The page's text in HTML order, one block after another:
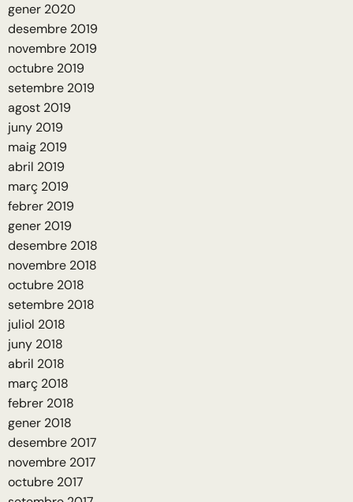
gener 2020
desembre 2019
novembre 2019
octubre 2019
setembre 2019
agost 2019
juny 2019
maig 2019
abril 2019
març 2019
febrer 2019
gener 2019
desembre 2018
novembre 2018
octubre 2018
setembre 2018
juliol 2018
juny 2018
abril 2018
març 2018
febrer 2018
gener 2018
desembre 2017
novembre 2017
octubre 2017